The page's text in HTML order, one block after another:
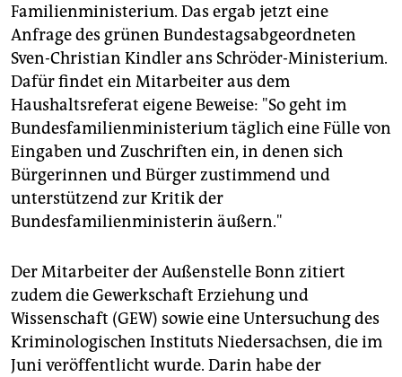
Familienministerium. Das ergab jetzt eine
Anfrage des grünen Bundestagsabgeordneten
Sven-Christian Kindler ans Schröder-Ministerium.
Dafür findet ein Mitarbeiter aus dem
Haushaltsreferat eigene Beweise: "So geht im
Bundesfamilienministerium täglich eine Fülle von
Eingaben und Zuschriften ein, in denen sich
Bürgerinnen und Bürger zustimmend und
unterstützend zur Kritik der
Bundesfamilienministerin äußern."
Der Mitarbeiter der Außenstelle Bonn zitiert
zudem die Gewerkschaft Erziehung und
Wissenschaft (GEW) sowie eine Untersuchung des
Kriminologischen Instituts Niedersachsen, die im
Juni veröffentlicht wurde. Darin habe der